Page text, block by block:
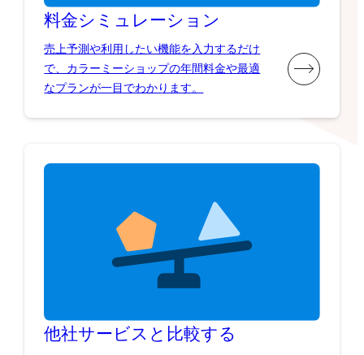
料金シミュレーション
売上予測や利用したい機能を入力するだけ
で、カラーミーショップの年間料金や最適
なプランが一目でわかります。
他社サービスと比較する